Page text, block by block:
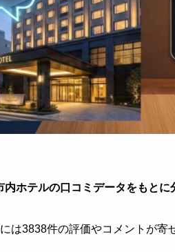
ホテルの口コミデータをもとに
は3838件の評価やコメントが寄